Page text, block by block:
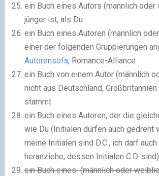
ein Buch eines Autors (männlich oder
jünger ist, als Du
ein Buch eines Autoren (männlich
einer der folgenden Gruppierungen
Autorensofa, Romance-Alliance
ein Buch von einem Autor (männlich
nicht aus Deutschland,
stammt
ein Buch eines Autoren, der die
wie Du (Initialen dürfen auch gedreht
meine Initialen sind D.C., ich darf
heranziehe, dessen Initialen C.D. sind)
ein Buch eines (männlich oder